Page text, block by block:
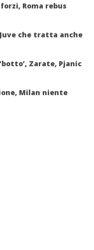
Roma rebus
che tratta anche
Zarate, Pjanic
Milan niente